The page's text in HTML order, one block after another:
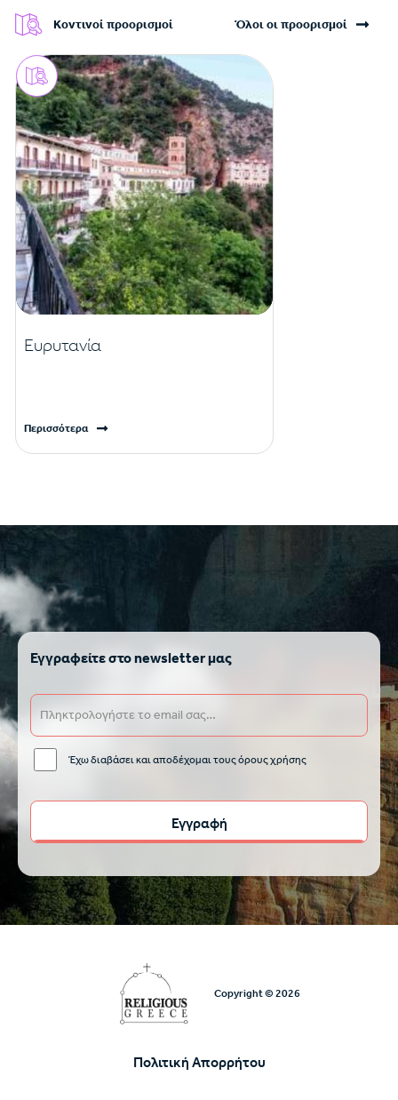
Κοντινοί προορισμοί Όλοι οι προορισμοί
Ευρυτανία
Περισσότερα
Εγγραφείτε στο newsletter μας
Έχω διαβάσει και αποδέχομαι τους όρους χρήσης
Copyright © 2026
Υποσέλιδο
Πολιτική Απορρήτου